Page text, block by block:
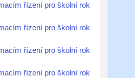
řízení pro školní rok
řízení pro školní rok
řízení pro školní rok
řízení pro školní rok